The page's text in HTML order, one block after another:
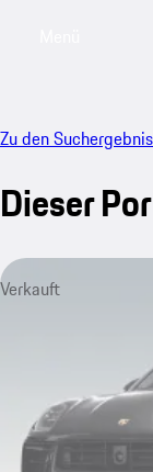
Zu den
Dieser
Verkauft